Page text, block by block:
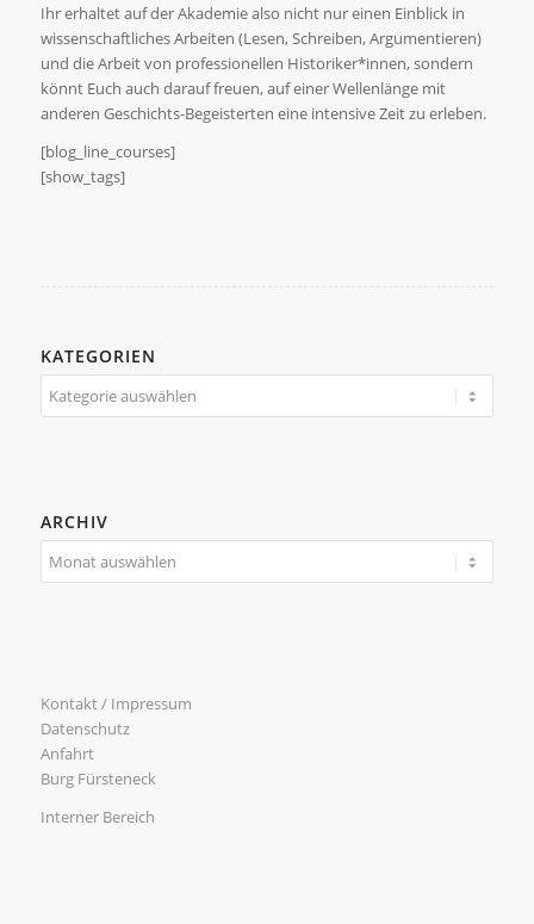
Ihr erhaltet auf der Akademie also nicht nur einen Einblick in
wissenschaftliches Arbeiten (Lesen, Schreiben, Argumentieren)
und die Arbeit von professionellen Historiker*innen, sondern
könnt Euch auch darauf freuen, auf einer Wellenlänge mit
anderen Geschichts-Begeisterten eine intensive Zeit zu erleben.
[blog_line_courses]
[show_tags]
KATEGORIEN
Kategorien
ARCHIV
Kontakt / Impressum
Datenschutz
Anfahrt
Burg Fürsteneck
Interner Bereich